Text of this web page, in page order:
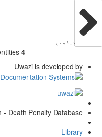
دیکھیں
entities
Uwazi is developed by
- Death Penalty Database
Library